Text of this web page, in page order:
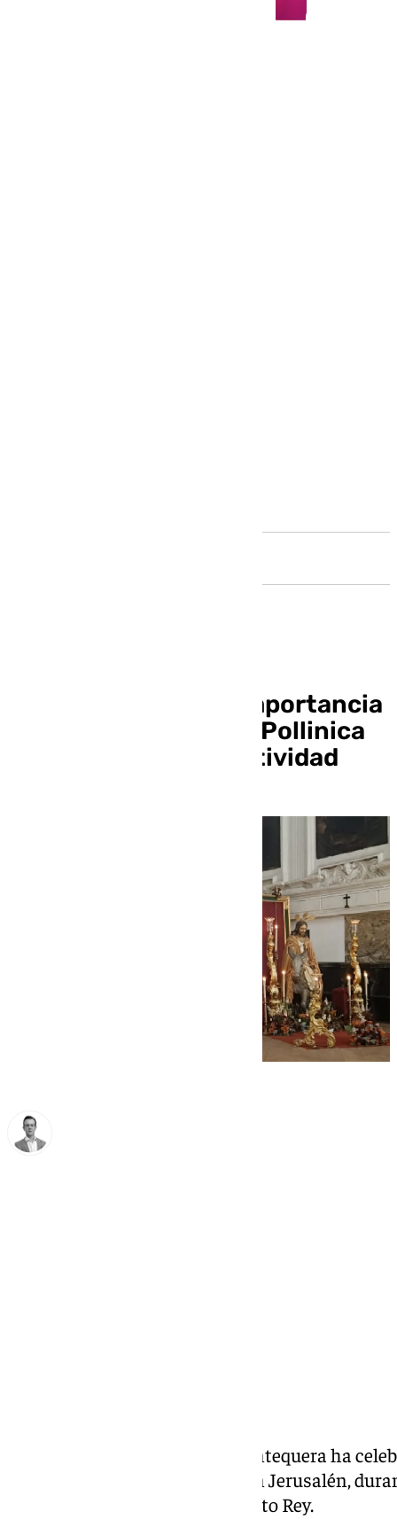
Ana Lara resalta la importancia
de la oración ante La Pollinica
con motivo de su festividad
de Antequera ha
Titular, el Señor a su Entrada en Jerusalén,
motivo de la celebración de Cristo Rey.